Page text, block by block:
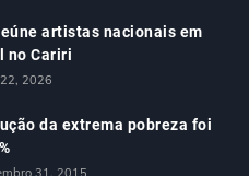
artistas nacionais em
no Cariri
2026
da extrema pobreza foi
31, 2015